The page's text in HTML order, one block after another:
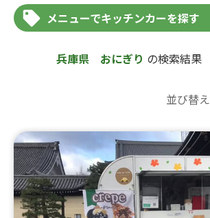
メニューでキッチンカーを探す
兵庫県 おにぎり の検索結果
並び替え